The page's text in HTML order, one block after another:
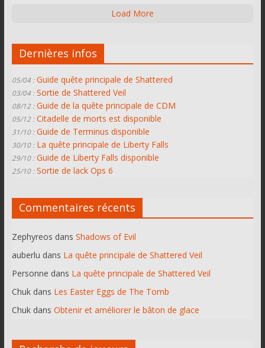
Load More
Dernières infos
05/04 : Guide quête principale de Shattered
03/04 : Sortie de Shattered Veil
08/12 : Guide de la quête principale de CDM
05/12 : Citadelle de morts est disponible
31/10 : Guide de Terminus disponible
30/10 : La quête principale de Liberty Falls
29/10 : Guide de Liberty Falls disponible
25/10 : Sortie de lack Ops 6
Commentaires récents
Zephyreos dans Shadows of Evil
auberlu dans La quête principale de Shattered Veil
Personne dans La quête principale de Shattered Veil
Chukdans Les Easter Eggs de The Tomb
Chukdans Obtenir et améliorer le bâton de glace